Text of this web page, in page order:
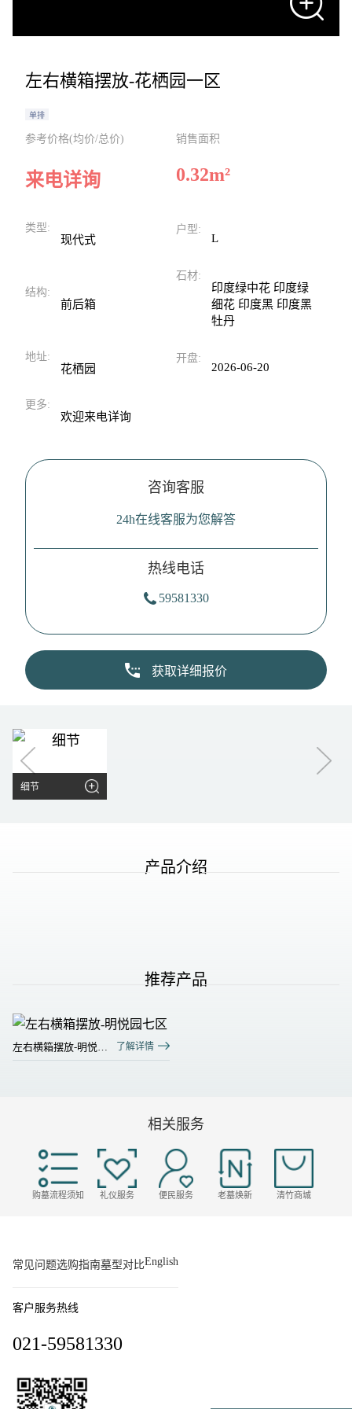
左右横箱摆放-花栖园一区
单排
参考价格(均价/总价)
来电详询
销售面积
0.32m²
类型:
现代式
户型:
L
结构:
前后箱
石材:
印度绿中花 印度绿
细花 印度黑 印度黑
牡丹
地址:
花栖园
开盘:
2026-06-20
更多:
欢迎来电详询
咨询客服
24h在线客服为您解答
热线电话
59581330
获取详细报价
细节
产品介绍
推荐产品
左右横箱摆放-明悦园
七区
了解详情
相关服务
购墓流程须知 礼仪服务 便民服务 老墓焕新 清竹商城
常见问题选购指南墓型对比English
客户服务热线
021-59581330